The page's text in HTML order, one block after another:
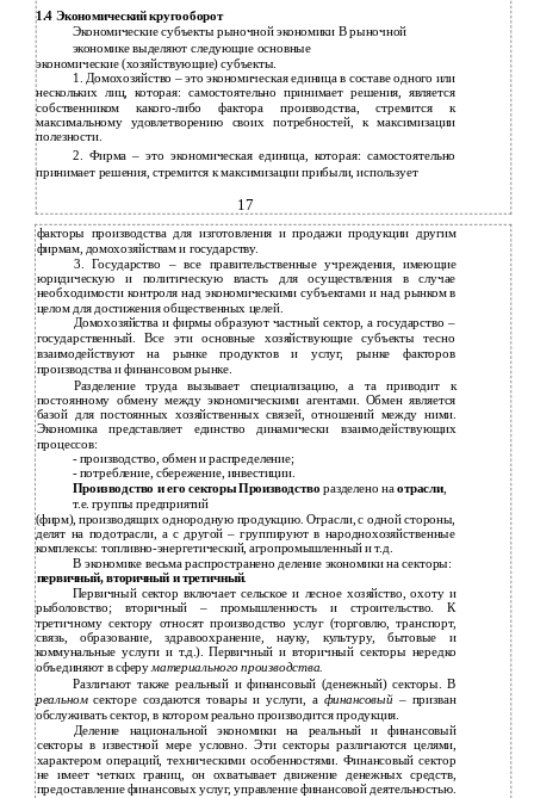
1.4 Экономический кругооборот
Экономические субъекты рыночной экономики В рыночной
экономике выделяют следующие основные
экономические (хозяйствующие) субъекты.
1. Домохозяйство – это экономическая единица в составе одного или
нескольких лиц, которая: самостоятельно принимает решения, является
собственником какого-либо фактора производства, стремится к
максимальному удовлетворению своих потребностей, к максимизации
полезности.
2. Фирма – это экономическая единица, которая: самостоятельно
принимает решения, стремится к максимизации прибыли, использует
17
факторы производства для изготовления и продажи продукции другим
фирмам, домохозяйствам и государству.
3. Государство – все правительственные учреждения, имеющие
юридическую и политическую власть для осуществления в случае
необходимости контроля над экономическими субъектами и над рынком в
целом для достижения общественных целей.
Домохозяйства и фирмы образуют частный сектор, а государство –
государственный. Все эти основные хозяйствующие субъекты тесно
взаимодействуют на рынке продуктов и услуг, рынке факторов
производства и финансовом рынке.
Разделение труда вызывает специализацию, а та приводит к
постоянному обмену между экономическими агентами. Обмен является
базой для постоянных хозяйственных связей, отношений между ними.
Экономика представляет единство динамически взаимодействующих
процессов:
- производство, обмен и распределение;
- потребление, сбережение, инвестиции.
Производство и его секторы Производство разделено наотрасли,
т.е. группы предприятий
(фирм), производящих однородную продукцию. Отрасли, с одной стороны,
делят на подотрасли, а с другой – группируют в народнохозяйственные
комплексы: топливно-энергетический, агропромышленный и т.д.
В экономике весьма распространено деление экономики на секторы:
первичный, вторичный и третичный.
Первичный сектор включает сельское и лесное хозяйство, охоту и
рыболовство; вторичный – промышленность и строительство. К
третичному сектору относят производство услуг (торговлю, транспорт,
связь, образование, здравоохранение, науку, культуру, бытовые и
коммунальные услуги и т.д.). Первичный и вторичный секторы нередко
объединяют в сферуматериального производства.
Различают также реальный и финансовый (денежный) секторы. В
реальномсекторе создаются товары и услуги, афинансовый – призван
обслуживать сектор, в котором реально производится продукция.
Деление национальной экономики на реальный и финансовый
секторы в известной мере условно. Эти секторы различаются целями,
характером операций, техническими особенностями. Финансовый сектор
не имеет четких границ, он охватывает движение денежных средств,
предоставление финансовых услуг, управление финансовой деятельностью.